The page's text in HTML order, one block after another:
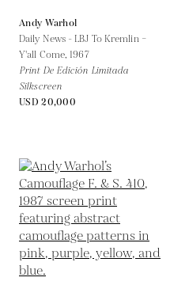
Andy Warhol
Daily News - LBJ To Kremlin –
Y'all Come,1967
Print De Edición Limitada
Silkscreen
USD 20,000